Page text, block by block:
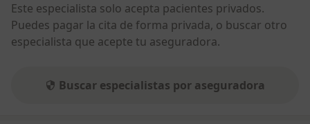
Este especialista solo acepta pacientes privados.
Puedes pagar la cita de forma privada, o buscar otro
especialista que acepte tu aseguradora.
Buscar especialistas por aseguradora